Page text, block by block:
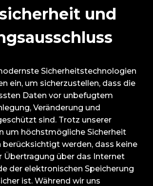
und
Sicherheitstechnologien
ein, um sicherzustellen, dass die
Daten vor unbefugtem
Veränderung und
sind. Trotz unserer
um höchstmögliche Sicherheit
berücksichtigt werden, dass keine
Übertragung über das Internet
der elektronischen Speicherung
ist. Während wir uns